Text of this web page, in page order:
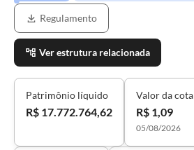
Regulamento
Ver estrutura relacionada
Patrimônio líquido
R$ 17.772.764,62
Valor da cota
R$ 1,09
05/08/2026